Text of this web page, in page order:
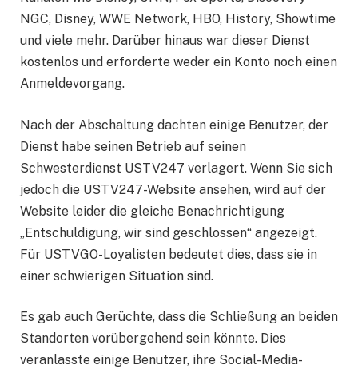
NGC, Disney, WWE Network, HBO, History, Showtime
und viele mehr. Darüber hinaus war dieser Dienst
kostenlos und erforderte weder ein Konto noch einen
Anmeldevorgang.
Nach der Abschaltung dachten einige Benutzer, der
Dienst habe seinen Betrieb auf seinen
Schwesterdienst USTV247 verlagert. Wenn Sie sich
jedoch die USTV247-Website ansehen, wird auf der
Website leider die gleiche Benachrichtigung
„Entschuldigung, wir sind geschlossen“ angezeigt.
Für USTVGO-Loyalisten bedeutet dies, dass sie in
einer schwierigen Situation sind.
Es gab auch Gerüchte, dass die Schließung an beiden
Standorten vorübergehend sein könnte. Dies
veranlasste einige Benutzer, ihre Social-Media-